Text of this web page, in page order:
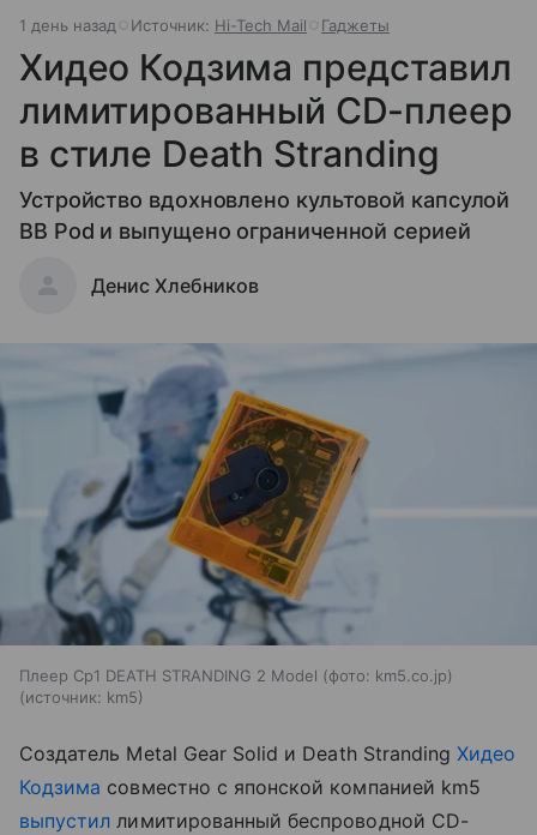
1 день назад Источник: Hi-Tech Mail Гаджеты
Хидео Кодзима представил
лимитированный CD-плеер
в стиле Death Stranding
Устройство вдохновлено культовой капсулой
BB Pod и выпущено ограниченной серией
Денис Хлебников
Плеер Cp1 DEATH STRANDING 2 Model (фото: km5.co.jp)
источник: km5
Создатель Metal Gear Solid и Death StrandingХидео
Кодзима совместно с японской компанией km5
выпустил лимитированный беспроводной CD-